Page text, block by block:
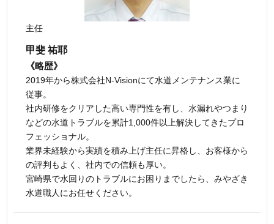
主任
甲斐 祐耶
《略歴》
2019年から株式会社N-Visionにて水道メンテナンス業に
従事。
社内研修をクリアした高い専門性を有し、水漏れやつまり
などの水道トラブルを累計1,000件以上解決してきたプロ
フェッショナル。
業界未経験から実績を積み上げ主任に昇格し、お客様から
の評判もよく、社内での信頼も厚い。
宮崎県で水回りのトラブルにお困りまでしたら、みやざき
水道職人にお任せください。